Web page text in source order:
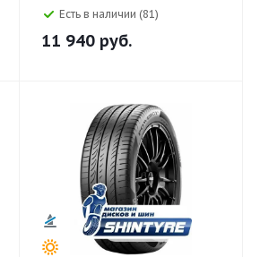
Есть в наличии (81)
11 940 руб.